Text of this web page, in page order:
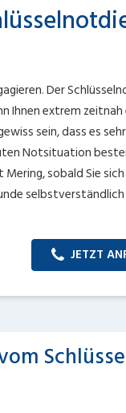
Der
Ihnen extrem
sein, dass es
Notsituation
sobald Sie
JETZT